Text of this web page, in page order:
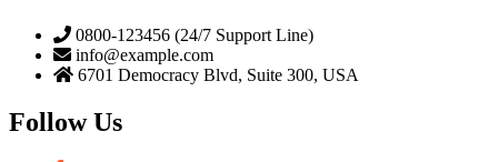
0800-123456 (24/7 Support Line)
info@example.com
6701 Democracy Blvd, Suite 300, USA
Follow Us